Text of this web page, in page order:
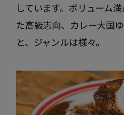
しています。ボリューム
た高級志向、カレー大国
と、ジャンルは様々。